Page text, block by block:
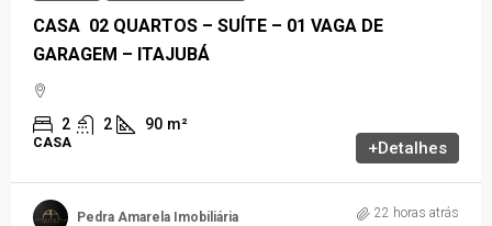
CASA 02 QUARTOS – SUÍTE – 01 VAGA DE
GARAGEM – ITAJUBÁ
2 2 90 m²
CASA +Detalhes
Pedra Amarela Imobiliária 22 horas atrás